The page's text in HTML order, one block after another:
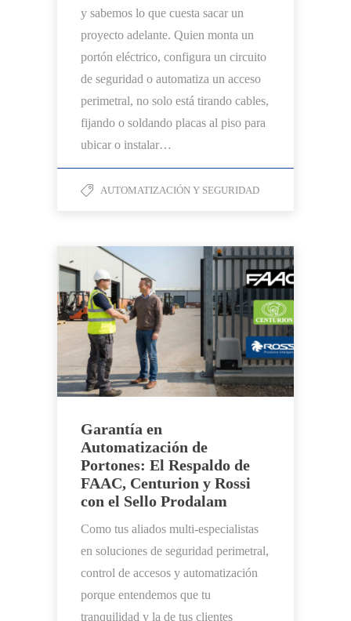
y sabemos lo que cuesta sacar un
proyecto adelante. Quien monta un
portón eléctrico, configura un circuito
de seguridad o automatiza un acceso
perimetral, no solo está tirando cables,
fijando o soldando placas al piso para
ubicar o instalar…
AUTOMATIZACIÓN Y SEGURIDAD
Garantía en
Automatización de
Portones: El Respaldo de
FAAC, Centurion y Rossi
con el Sello Prodalam
Como tus aliados multi-especialistas
en soluciones de seguridad perimetral,
control de accesos y automatización
porque entendemos que tu
tranquilidad y la de tus clientes